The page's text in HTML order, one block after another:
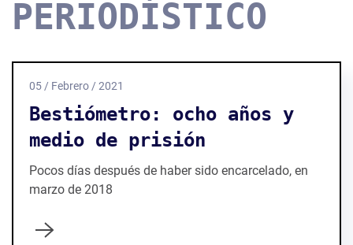
PERIODÍSTICO
05 / Febrero / 2021
Bestiómetro: ocho años y
medio de prisión
Pocos días después de haber sido encarcelado, en
marzo de 2018